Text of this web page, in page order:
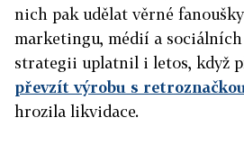
nich pak udělat věrné
marketingu, médií a
strategii uplatnil i letos, když
převzít výrobu s
hrozila likvidace.